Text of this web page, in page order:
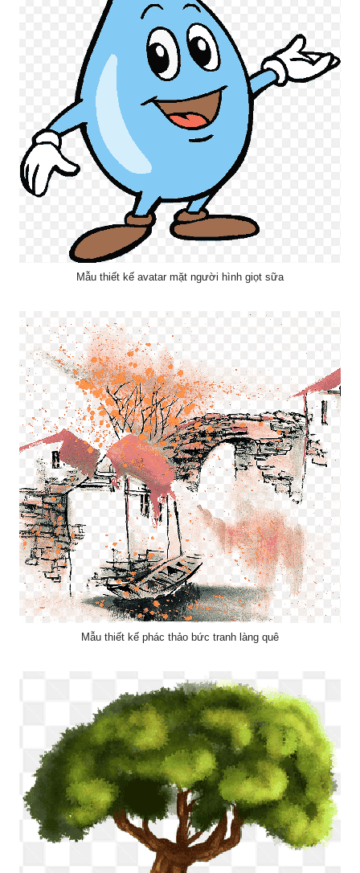
Mẫu thiết kế avatar mặt người hình giọt sữa
Mẫu thiết kế phác thảo bức tranh làng quê